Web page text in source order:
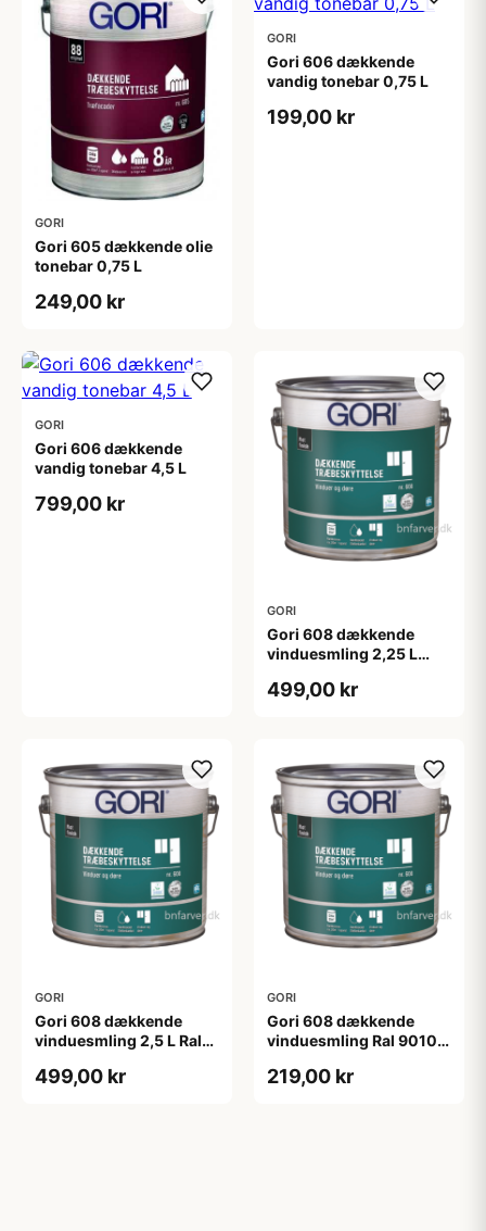
GORI
Gori 605 dækkende olie
tonebar 0,75 L
249,00 kr
GORI
Gori 606 dækkende
vandig tonebar 0,75 L
199,00 kr
GORI
Gori 606 dækkende
vandig tonebar 4,5 L
799,00 kr
GORI
Gori 608 dækkende
vinduesmling 2,25 L
499,00 kr
GORI
Gori 608 dækkende
vinduesmling 2,5 L Ral
499,00 kr
GORI
Gori 608 dækkende
vinduesmling Ral 9010
219,00 kr